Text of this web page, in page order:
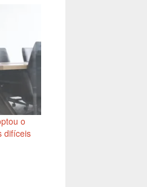
o
difíceis